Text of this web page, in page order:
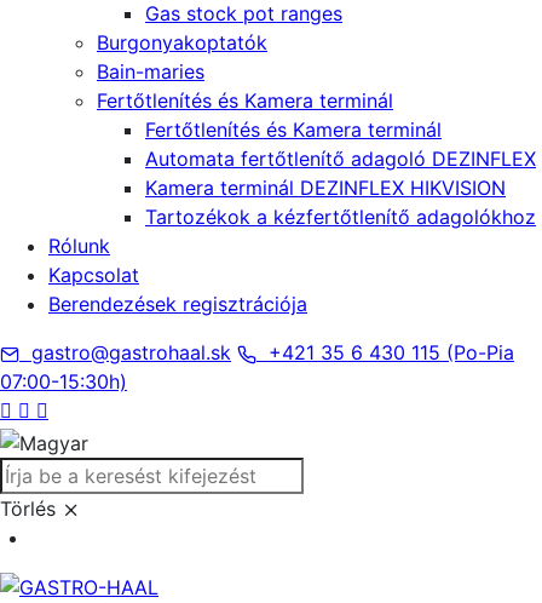
Gas stock pot ranges
Burgonyakoptatók
Bain-maries
Fertőtlenítés és Kamera terminál
Fertőtlenítés és Kamera terminál
Automata fertőtlenítő adagoló DEZINFLEX
Kamera terminál DEZINFLEX HIKVISION
Tartozékok a kézfertőtlenítő adagolókhoz
Rólunk
Kapcsolat
Berendezések regisztrációja
gastro@gastrohaal.sk
+421 35 6 430 115 (Po-Pia
07:00-15:30h)
Törlés